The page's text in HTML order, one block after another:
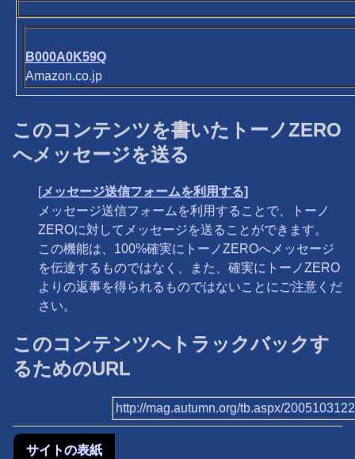
B000A0K59Q
Amazon.co.jp
このコンテンツを書いたトーノZERO
へメッセージを送る
[メッセージ送信フォームを利用する]
メッセージ送信フォームを利用することで、トーノ
ZEROに対してメッセージを送ることができます。
この機能は、100%確実にトーノZEROへメッセージ
を伝達するものではなく、また、確実にトーノZERO
よりの返事を得られるものではないことにご注意くだ
さい。
このコンテンツへトラックバックす
るためのURL
http://mag.autumn.org/tb.aspx/
サイトの表紙